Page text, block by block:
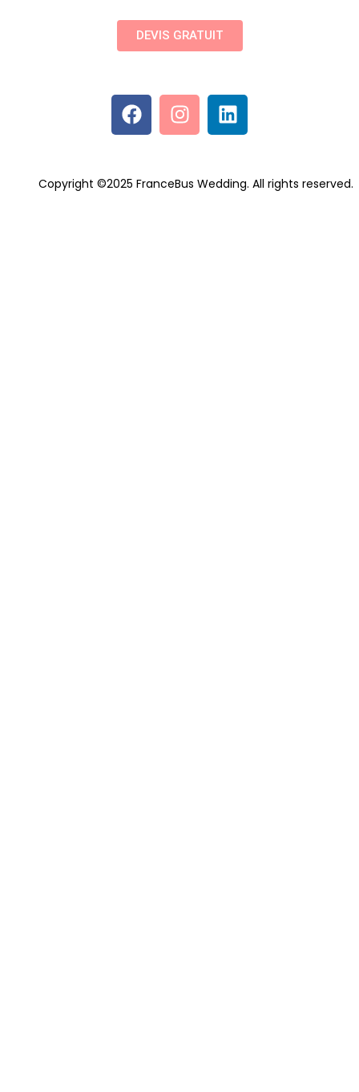
DEVIS GRATUIT
Copyright ©2025 FranceBus Wedding. All rights reserved.